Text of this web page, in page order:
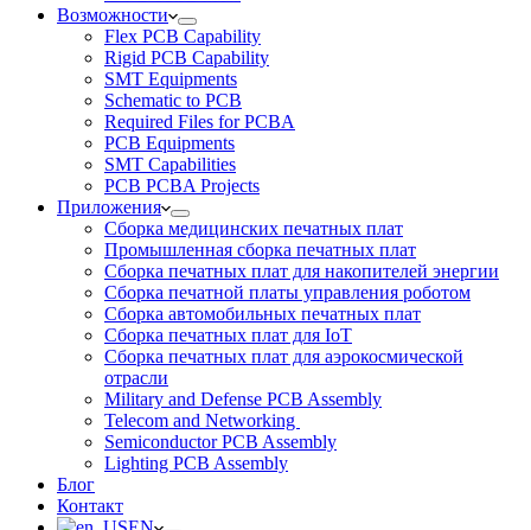
Возможности
Flex PCB Capability
Rigid PCB Capability
SMT Equipments
Schematic to PCB
Required Files for PCBA
PCB Equipments
SMT Capabilities
PCB PCBA Projects
Приложения
Сборка медицинских печатных плат
Промышленная сборка печатных плат
Сборка печатных плат для накопителей энергии
Сборка печатной платы управления роботом
Сборка автомобильных печатных плат
Сборка печатных плат для IoT
Сборка печатных плат для аэрокосмической
отрасли
Military and Defense PCB Assembly
Telecom and Networking
Semiconductor PCB Assembly
Lighting PCB Assembly
Блог
Контакт